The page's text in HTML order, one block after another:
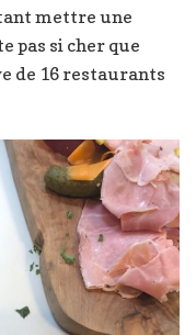
mettre une
pas si cher que
de 16 restaurants